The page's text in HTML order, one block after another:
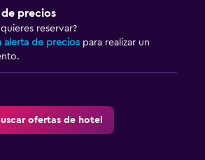
precios
reservar?
alerta de precios para realizar un
ofertas de hotel